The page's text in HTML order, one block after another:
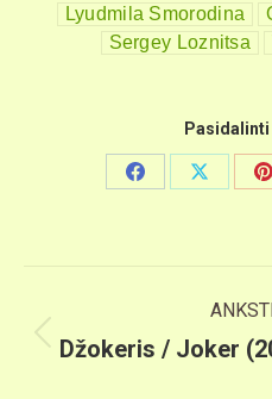
Lyudmila Smorodina
Sergey Loznitsa
Share
Share
navigation
Džokeris / Joker